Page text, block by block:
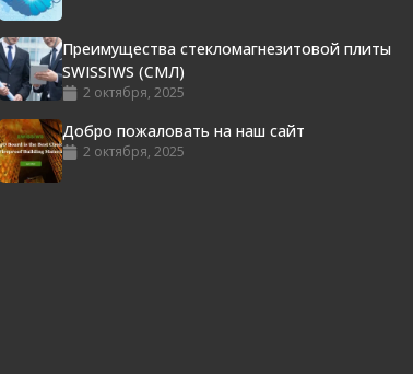
Преимущества стекломагнезитовой плиты
SWISSIWS (СМЛ)
2 октября, 2025
Добро пожаловать на наш сайт
2 октября, 2025